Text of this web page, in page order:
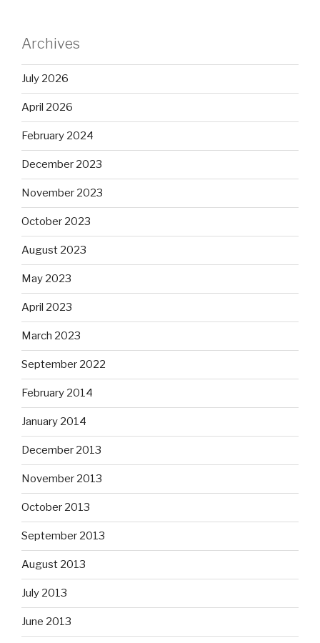
Archives
July 2026
April 2026
February 2024
December 2023
November 2023
October 2023
August 2023
May 2023
April 2023
March 2023
September 2022
February 2014
January 2014
December 2013
November 2013
October 2013
September 2013
August 2013
July 2013
June 2013